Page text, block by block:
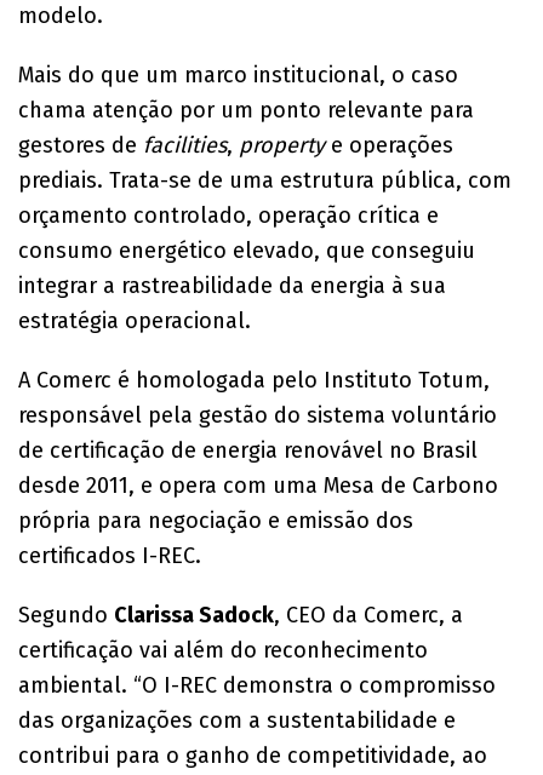
modelo.
Mais do que um marco institucional, o caso
chama atenção por um ponto relevante para
gestores de facilities, propertye operações
prediais. Trata-se de uma estrutura pública, com
orçamento controlado, operação crítica e
consumo energético elevado, que conseguiu
integrar a rastreabilidade da energia à sua
estratégia operacional.
A Comerc é homologada pelo Instituto Totum,
responsável pela gestão do sistema voluntário
de certificação de energia renovável no Brasil
desde 2011, e opera com uma Mesa de Carbono
própria para negociação e emissão dos
certificados I-REC.
Segundo Clarissa Sadock, CEO da Comerc, a
certificação vai além do reconhecimento
ambiental. “O I-REC demonstra o compromisso
das organizações com a sustentabilidade e
contribui para o ganho de competitividade, ao